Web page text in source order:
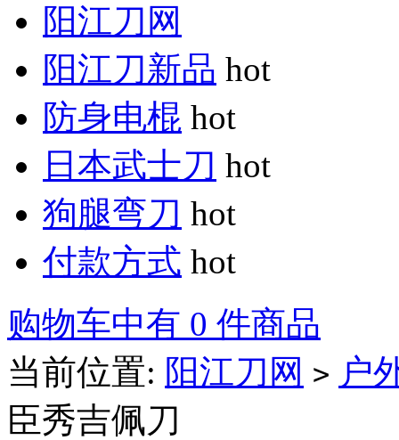
阳江刀网
阳江刀新品 hot
防身电棍 hot
日本武士刀 hot
狗腿弯刀 hot
付款方式 hot
购物车中有 0 件商品
当前位置: 阳江刀网 > 户
臣秀吉佩刀